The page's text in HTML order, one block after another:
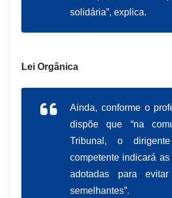
solidária”, explica.
Lei Orgânica
Ainda, conforme o
dispõe que “na
Tribunal, o
competente indicará
adotadas para evitar
semelhantes”.